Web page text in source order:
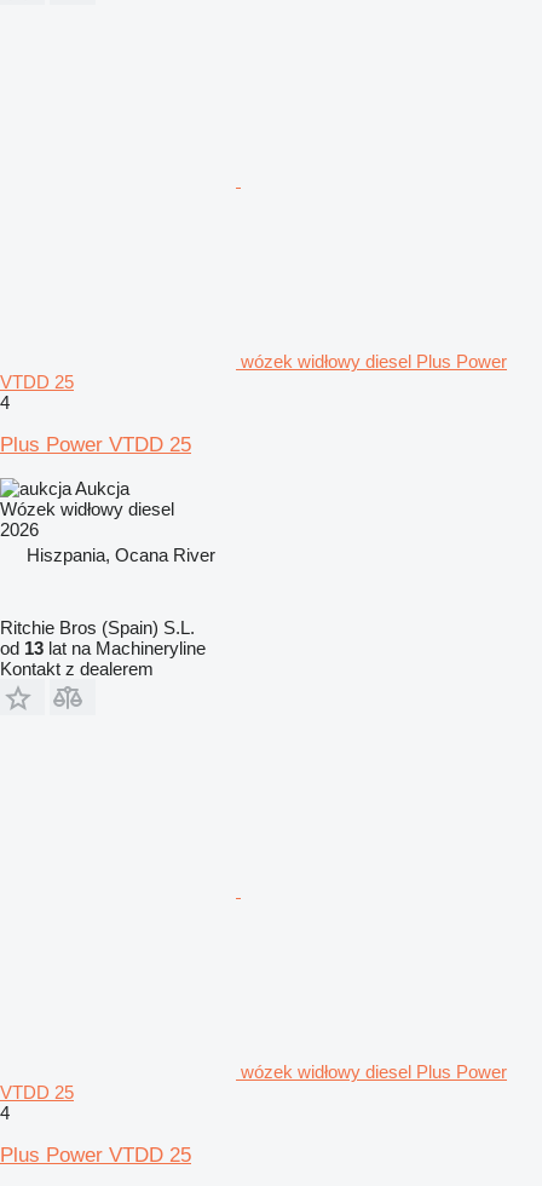
wózek widłowy diesel Plus Power
VTDD 25
4
Plus Power VTDD 25
Aukcja
Wózek widłowy diesel
2026
Hiszpania, Ocana River
Ritchie Bros (Spain) S.L.
od 13 lat na Machineryline
Kontakt z dealerem
wózek widłowy diesel Plus Power
VTDD 25
4
Plus Power VTDD 25